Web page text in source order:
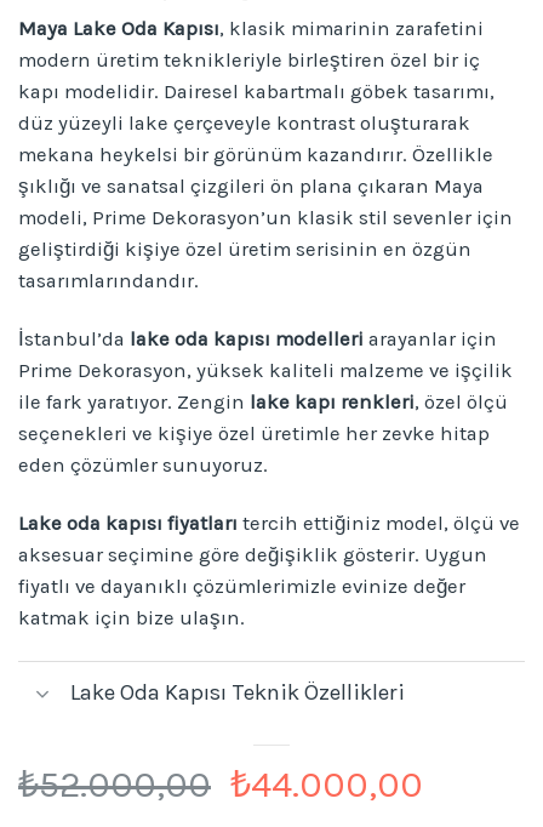
Maya Lake Oda Kapısı, klasik mimarinin zarafetini
modern üretim teknikleriyle birleştiren özel bir iç
kapı modelidir. Dairesel kabartmalı göbek tasarımı,
düz yüzeyli lake çerçeveyle kontrast oluşturarak
mekana heykelsi bir görünüm kazandırır. Özellikle
şıklığı ve sanatsal çizgileri ön plana çıkaran Maya
modeli, Prime Dekorasyon’un klasik stil sevenler için
geliştirdiği kişiye özel üretim serisinin en özgün
tasarımlarındandır.
İstanbul’da lake oda kapısı modelleri arayanlar için
Prime Dekorasyon, yüksek kaliteli malzeme ve işçilik
ile fark yaratıyor. Zengin lake kapı renkleri, özel ölçü
seçenekleri ve kişiye özel üretimle her zevke hitap
eden çözümler sunuyoruz.
Lake oda kapısı fiyatları tercih ettiğiniz model, ölçü ve
aksesuar seçimine göre değişiklik gösterir. Uygun
fiyatlı ve dayanıklı çözümlerimizle evinize değer
katmak için bize ulaşın.
Lake Oda Kapısı Teknik Özellikleri
₺52.000,00 Orijinal
₺44.000,00